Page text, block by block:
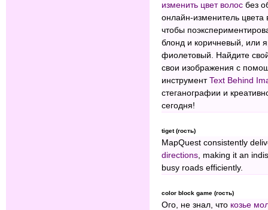
изменить цвет волос без
онлайн-изменитель цвета
чтобы
блонд и коричневый, или
фиолетовый. Найдите
свои изображения с
инструмент Text Behind
стеганографии и
сегодня!
tiget (гость)
MapQuest consistently
directions , making it an
busy roads efficiently.
color block game (гость)
Ого, не знал, что козье